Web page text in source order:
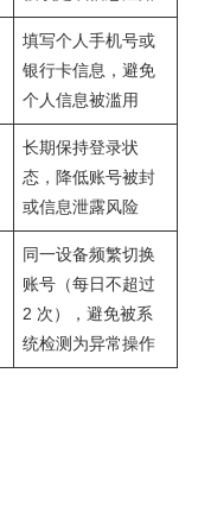
填写个人手机号或
银行卡信息，避免
个人信息被滥用​
长期保持登录状
态，降低账号被封
或信息泄露风险​
同一设备频繁切换
账号（每日不超过
2 次），避免被系
统检测为异常操作​